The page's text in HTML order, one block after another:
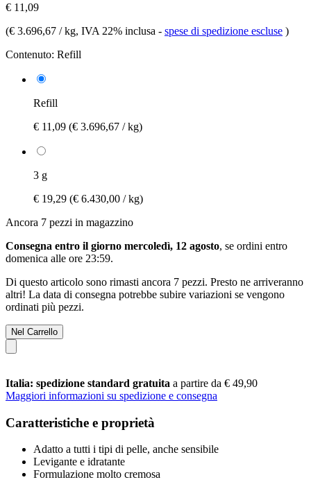
€ 11,09
(€ 3.696,67 / kg, IVA 22% inclusa - spese di spedizione escluse )
Contenuto: Refill
Refill
€ 11,09 (€ 3.696,67 / kg)
3 g
€ 19,29 (€ 6.430,00 / kg)
Ancora 7 pezzi in magazzino
Consegna entro il giorno mercoledì, 12 agosto, se ordini entro
domenica alle ore 23:59.
Di questo articolo sono rimasti ancora 7 pezzi. Presto ne arriveranno
altri! La data di consegna potrebbe subire variazioni se vengono
ordinati più pezzi.
Nel Carrello
Italia: spedizione standard gratuita a partire da € 49,90
Maggiori informazioni su spedizione e consegna
Caratteristiche e proprietà
Adatto a tutti i tipi di pelle, anche sensibile
Levigante e idratante
Formulazione molto cremosa